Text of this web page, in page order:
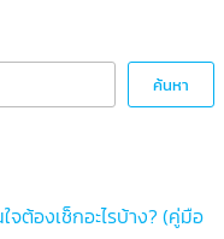
ค้นหา
จต้องเช็กอะไรบ้าง? (คู่มือ